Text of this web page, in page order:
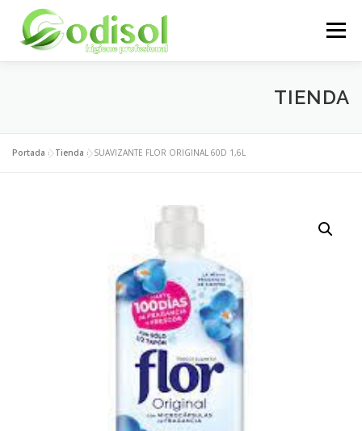
contenido
Menú
ÁREA CLIENTES CONTACTO
TIENDA
Portada »Tienda »SUAVIZANTE FLOR ORIGINAL 60D 1,6L